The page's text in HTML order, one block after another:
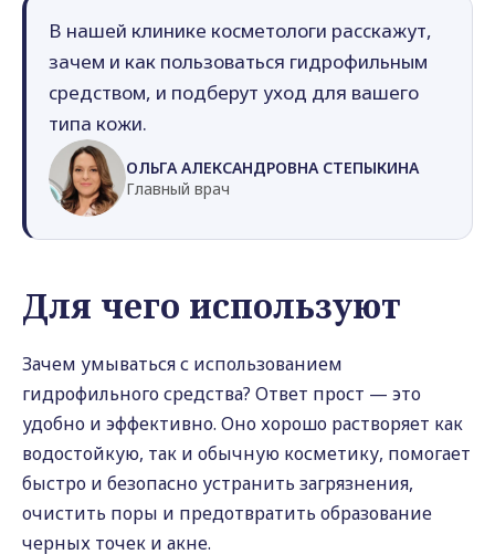
В нашей клинике косметологи расскажут,
зачем и как пользоваться гидрофильным
средством, и подберут уход для вашего
типа кожи.
ОЛЬГА АЛЕКСАНДРОВНА СТЕПЫКИНА
Главный врач
Для чего используют
Зачем умываться с использованием
гидрофильного средства? Ответ прост — это
удобно и эффективно. Оно хорошо растворяет как
водостойкую, так и обычную косметику, помогает
быстро и безопасно устранить загрязнения,
очистить поры и предотвратить образование
черных точек и акне.